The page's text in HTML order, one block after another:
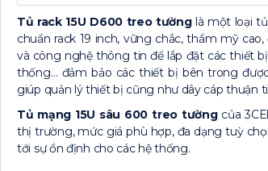
Tủ rack 15U D600 treo tườnglà một loại tủ
chuẩn rack 19 inch, vững chắc, thẩm mỹ
và công nghệ thông tin để lắp đặt các thiết
thống… đảm bảo các thiết bị bên trong
giúp quản lý thiết bị cũng như dây cáp thuận
Tủ mạng 15U sâu 600 treo tườngcủa
thị trường, mức giá phù hợp, đa dạng tuỳ
tới sự ổn định cho các hệ thống.